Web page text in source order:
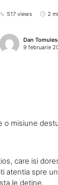
517 views 2
Dan
9 februarie
misiune
care isi
atentia spre
le detine.